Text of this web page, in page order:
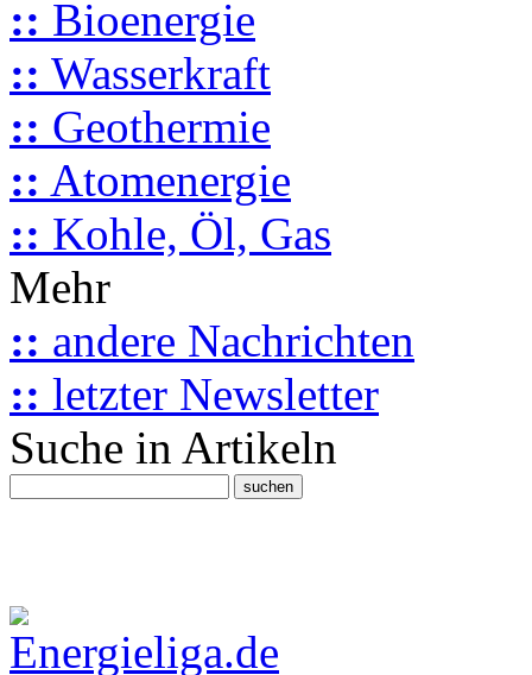
:: Bioenergie
:: Wasserkraft
:: Geothermie
:: Atomenergie
:: Kohle, Öl, Gas
Mehr
:: andere Nachrichten
:: letzter Newsletter
Suche in Artikeln